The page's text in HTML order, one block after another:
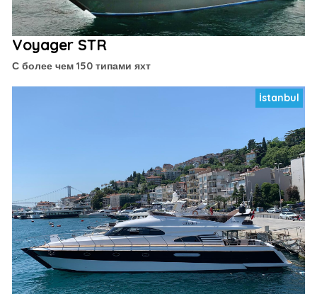
Voyager STR
С более чем 150 типами яхт
İstanbul